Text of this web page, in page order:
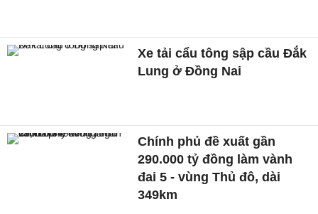
Xe tải cẩu tông sập cầu Đắk
Lung ở Đồng Nai
Chính phủ đề xuất gần
290.000 tỷ đồng làm vành
đai 5 - vùng Thủ đô, dài
349km